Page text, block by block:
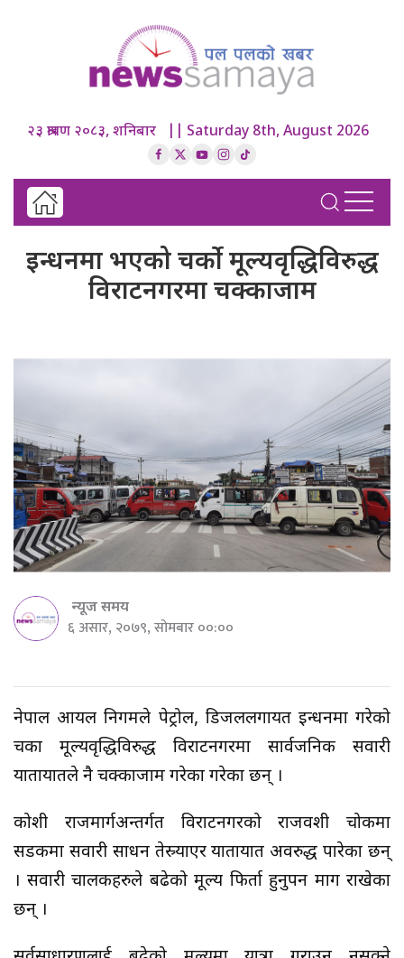
२३ श्रावण २०८३, शनिबार || Saturday 8th, August 2026
इन्धनमा भएको चर्को मूल्यवृद्धिविरुद्ध
विराटनगरमा चक्काजाम
न्यूज समय
६ असार, २०७९, सोमबार ००:००
नेपाल आयल निगमले पेट्रोल, डिजललगायत इन्धनमा गरेको
चर्को मूल्यवृद्धिविरुद्ध विराटनगरमा सार्वजनिक सवारी
यातायातले नै चक्काजाम गरेका गरेका छन् ।
कोशी राजमार्गअन्तर्गत विराटनगरको राजवशी चोकमा
सडकमा सवारी साधन तेस्र्‍याएर यातायात अवरुद्ध पारेका छन्
। सवारी चालकहरुले बढेको मूल्य फिर्ता हुनुपर्ने माग राखेका
छन् ।